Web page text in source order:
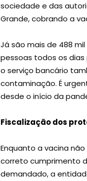
sociedade e das
Grande, cobrando a
Já são mais de 488
pessoas todos os
o serviço bancário
contaminação. É
desde o início da
Fiscalização dos
Enquanto a vacina
correto cumprimento
demandado, a